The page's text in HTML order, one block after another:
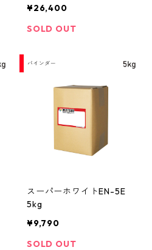
¥26,400
SOLD OUT
スーパーホワイトEN-5E
5kg
¥9,790
SOLD OUT